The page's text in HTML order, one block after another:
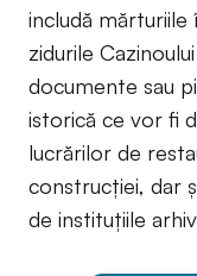
includă
zidurile
documente sau
istorică ce vor fi
lucrărilor de
construcției, dar
de instituțiile